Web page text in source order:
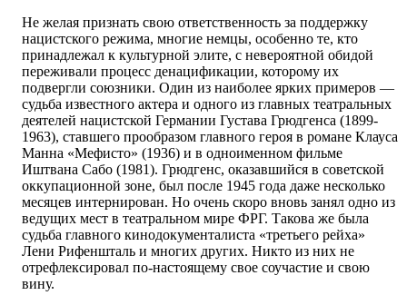
Не желая признать свою ответственность за поддержку
нацистского режима, многие немцы, особенно те, кто
принадлежал к культурной элите, с невероятной обидой
переживали процесс денацификации, которому их
подвергли союзники. Один из наиболее ярких примеров —
судьба известного актера и одного из главных театральных
деятелей нацистской Германии Густава Грюдгенса (1899-
1963), ставшего прообразом главного героя в романе Клауса
Манна «Мефисто» (1936) и в одноименном фильме
Иштвана Сабо (1981). Грюдгенс, оказавшийся в советской
оккупационной зоне, был после 1945 года даже несколько
месяцев интернирован. Но очень скоро вновь занял одно из
ведущих мест в театральном мире ФРГ. Такова же была
судьба главного кинодокументалиста «третьего рейха»
Лени Рифеншталь и многих других. Никто из них не
отрефлексировал по-настоящему свое соучастие и свою
вину.